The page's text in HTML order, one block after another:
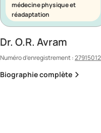
médecine physique et
réadaptation
Dr. O.R. Avram
Numéro d’enregistrement :
Biographie complète